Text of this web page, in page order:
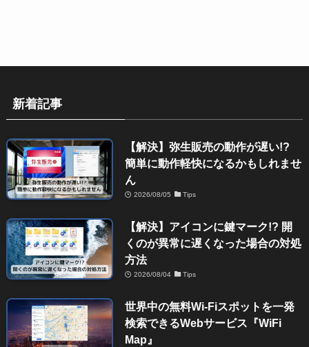
新着記事
【解決】弥生販売の動作が遅い!?
簡単に動作軽快になるかもしれませ
ん
2026/08/05 Tips
【解決】アイコンに鍵マーク!? 開
くのが異常に遅くなった場合の対処
方法
2026/08/04 Tips
世界中の無料Wi-Fiスポットを一発
検索できるWebサービス『WiFi
Map』